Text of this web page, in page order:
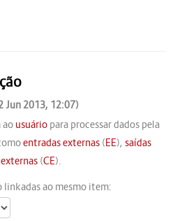
Jun 2013, 12:07)
usuáriopara processar dados pela
entradas externas(EE), saídas
(CE).
linkadas ao mesmo item: